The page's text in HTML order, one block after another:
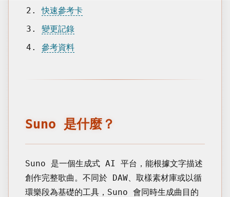
快速參考卡
變更記錄
參考資料
Suno 是什麼？
Suno 是一個生成式 AI 平台，能根據文字描述
創作完整歌曲。不同於 DAW、取樣素材庫或以循
環樂段為基礎的工具，Suno 會同時生成曲目的